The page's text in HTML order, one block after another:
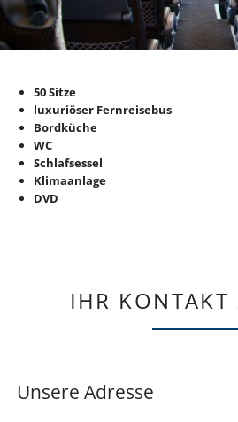
50 Sitze
luxuriöser Fernreisebus
Bordküche
WC
Schlafsessel
Klimaanlage
DVD
IHR KONTAKT
Unsere Adresse